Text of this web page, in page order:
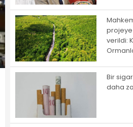
verildi:
Bir
daha